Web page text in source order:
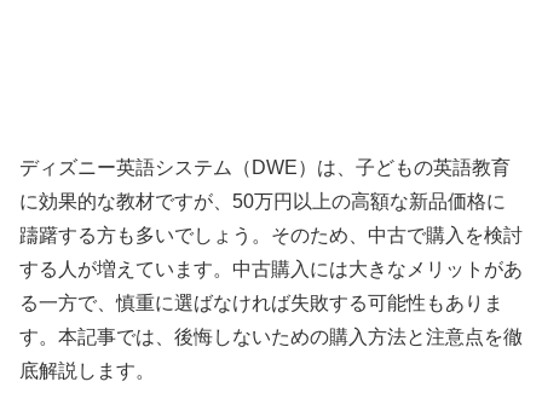
ディズニー英語システム（DWE）は、子どもの英語教育
に効果的な教材ですが、50万円以上の高額な新品価格に
躊躇する方も多いでしょう。そのため、中古で購入を検討
する人が増えています。中古購入には大きなメリットがあ
る一方で、慎重に選ばなければ失敗する可能性もありま
す。本記事では、後悔しないための購入方法と注意点を徹
底解説します。